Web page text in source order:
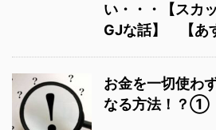
い・・・【スカ
GJな話】 【あ
お金を一切使わ
なる方法！？①